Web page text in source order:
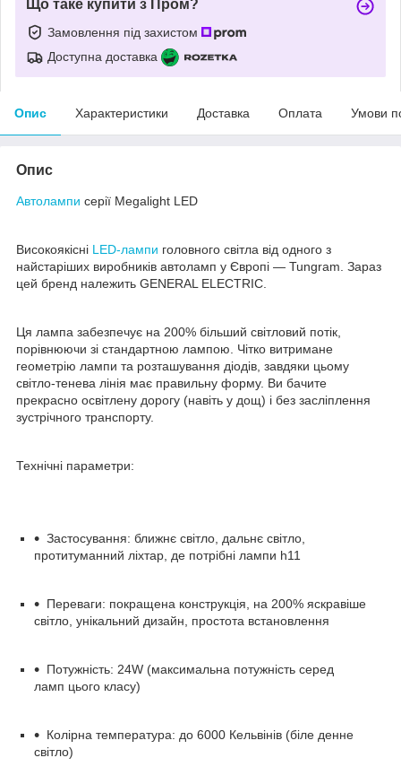
Що таке купити з Пром?
Замовлення під захистом
Доступна доставка
Опис Характеристики Доставка Оплата Умови
Опис
Автолампи серії Megalight LED
Високоякісні LED-лампи головного світла від одного з
найстаріших виробників автоламп у Європі — Tungram. Зараз
цей бренд належить GENERAL ELECTRIC.
Ця лампа забезпечує на 200% більший світловий потік,
порівнюючи зі стандартною лампою. Чітко витримане
геометрію лампи та розташування діодів, завдяки цьому
світло-тенева лінія має правильну форму. Ви бачите
прекрасно освітлену дорогу (навіть у дощ) і без засліплення
зустрічного транспорту.
Технічні параметри:
Застосування: ближнє світло, дальнє світло,
протитуманний ліхтар, де потрібні лампи h11
Переваги: покращена конструкція, на 200% яскравіше
світло, унікальний дизайн, простота встановлення
Потужність: 24W (максимальна потужність серед
ламп цього класу)
Колірна температура: до 6000 Кельвінів (біле денне
світло)